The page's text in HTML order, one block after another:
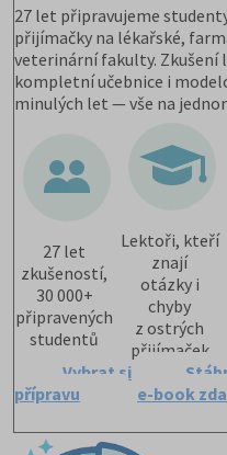
27 let připravujeme
přijímačky na lékařské,
veterinární fakulty. Zkušení
kompletní učebnice i
minulých let — vše na
27 let
zkušeností,
30 000+
připravených
studentů
Lektoři, kteří
znají
otázky i
chyby
z ostrých
přijímaček
Vybrat si
přípravu
e-book